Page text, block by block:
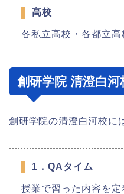
高校
各私立高校・各都立高
創研学院 清澄白
創研学院の清澄白河校に
1．QAタイム
授業で習った内容を